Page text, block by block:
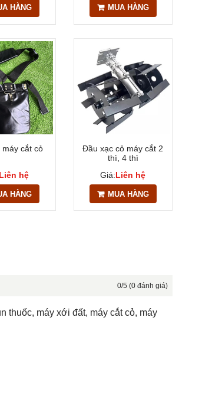
HÀNG MUA HÀNG
máy cắt cỏ
Liên hệ
HÀNG
Đầu xạc cỏ máy cắt 2
thì, 4 thì
Giá:Liên hệ
MUA HÀNG
0/5 (0 đánh giá)
thuốc, máy xới đất, máy cắt cỏ, máy